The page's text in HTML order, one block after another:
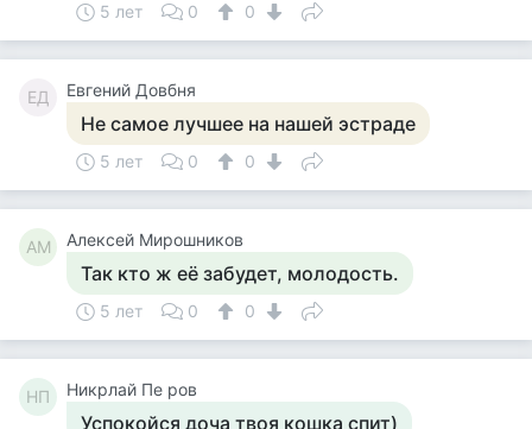
5 лет 0 0
ЕД Евгений Довбня
Не самое лучшее на нашей эстраде
5 лет 0 0
АМ Алексей Мирошников
Так кто ж её забудет, молодость.
5 лет 0 0
НП Никрлай Пе ров
Успокойся доча твоя кошка спит)